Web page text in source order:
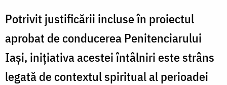
Potrivit justificării incluse în proiectul
aprobat de conducerea Penitenciarului
Iași, inițiativa acestei întâlniri este strâns
legată de contextul spiritual al perioadei